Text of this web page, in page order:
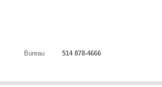
Bureau 514 878-4666